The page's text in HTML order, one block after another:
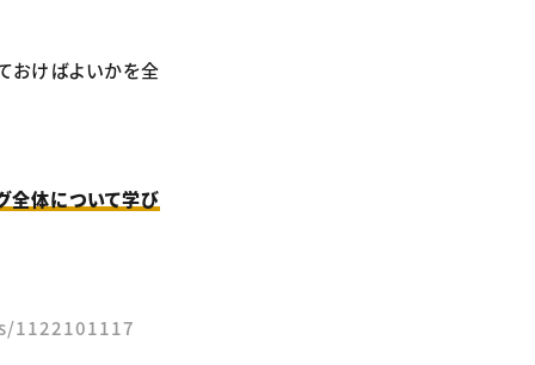
おけばよいかを全
全体について学び
1122101117